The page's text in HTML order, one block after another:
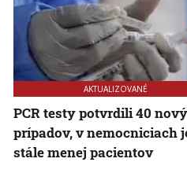
AKTUALIZOVANÉ
PCR testy potvrdili 40
prípadov, v nemocniciach
stále menej pacientov